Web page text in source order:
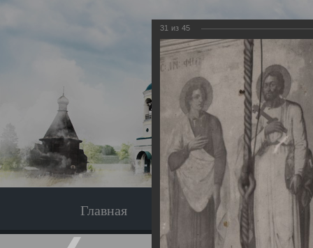
Главная Экскурсия
31 из 45